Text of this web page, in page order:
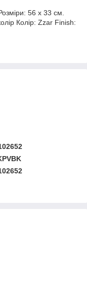
56 х 33 см.
Колір: Zzar Finish: